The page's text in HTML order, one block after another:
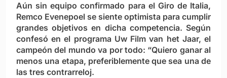
Aún sin equipo confirmado para el Giro de Italia,
Remco Evenepoel se siente optimista para cumplir
grandes objetivos en dicha competencia. Según
confesó en el programa Uw Film van het Jaar, el
campeón del mundo va por todo: “Quiero ganar al
menos una etapa, preferiblemente que sea una de
las tres contrarreloj.